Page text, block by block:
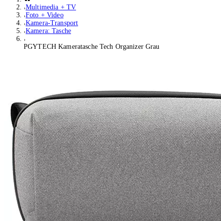
Multimedia + TV
Foto + Video
Kamera-Transport
Kamera: Tasche
PGYTECH Kameratasche Tech Organizer Grau